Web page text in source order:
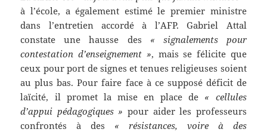
à l’école, a également estimé le premier ministre
dans l’entretien accordé à l’AFP. Gabriel Attal
constate une hausse des « signalements pour
contestation d’enseignement », mais se félicite que
ceux pour port de signes et tenues religieuses soient
au plus bas. Pour faire face à ce supposé déficit de
laïcité, il promet la mise en place de « cellules
d’appui pédagogiques » pour aider les professeurs
confrontés à des « résistances, voire à des